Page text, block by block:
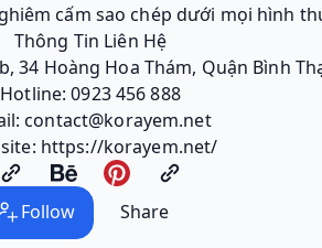
cấm sao chép dưới mọi hình
Thông Tin Liên Hệ
34 Hoàng Hoa Thám, Quận Bình
Hotline: 0923 456 888
contact@korayem.net
https://korayem.net/
Follow Share